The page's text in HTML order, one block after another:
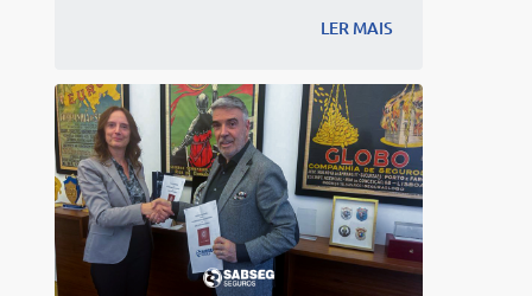
LER MAIS